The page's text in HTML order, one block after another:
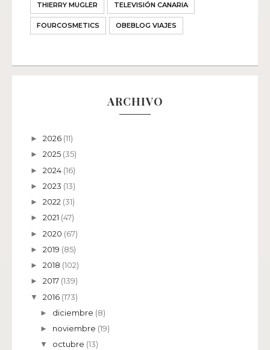
THIERRY MUGLER TELEVISIÓN CANARIA
FOURCOSMETICS OBEBLOG VIAJES
ARCHIVO
► 2026 (11)
► 2025 (35)
► 2024 (16)
► 2023 (13)
► 2022 (31)
► 2021 (47)
► 2020 (67)
► 2019 (85)
► 2018 (102)
► 2017 (139)
▼ 2016 (173)
► diciembre (8)
► noviembre (19)
▼ octubre (13)